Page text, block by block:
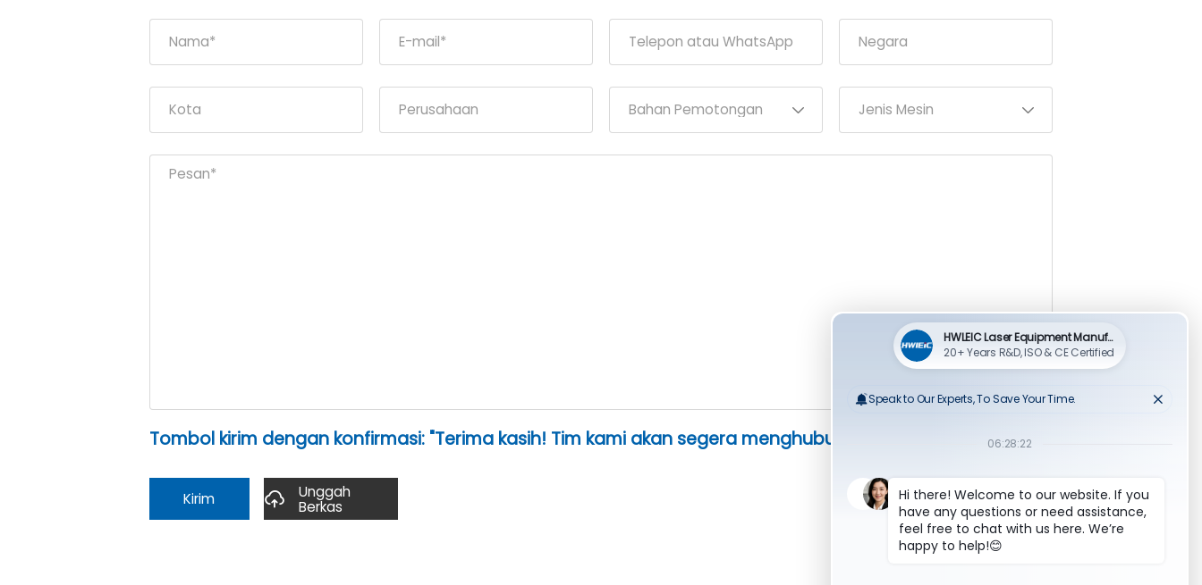
Tombol kirim dengan konfirmasi: "Terima kasih! Tim kami akan segera menghubungi".
Kirim
Unggah
Berkas